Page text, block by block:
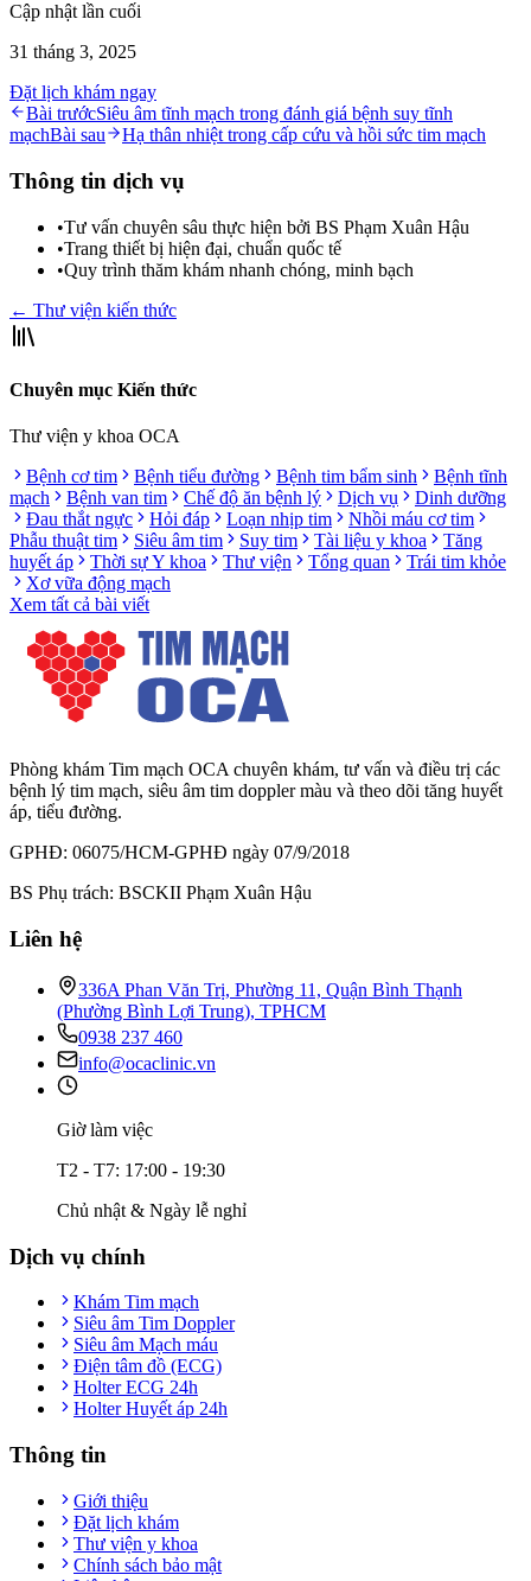
Cập nhật lần cuối
31 tháng 3, 2025
Đặt lịch khám ngay
Bài trướcSiêu âm tĩnh mạch trong đánh giá bệnh suy tĩnh
mạchBài sau Hạ thân nhiệt trong cấp cứu và hồi sức tim mạch
Thông tin dịch vụ
•Tư vấn chuyên sâu thực hiện bởi BS Phạm Xuân Hậu
•Trang thiết bị hiện đại, chuẩn quốc tế
•Quy trình thăm khám nhanh chóng, minh bạch
← Thư viện kiến thức
Chuyên mục Kiến thức
Thư viện y khoa OCA
Bệnh cơ tim
Bệnh tiểu đường Bệnh tim bẩm sinh
Bệnh tĩnh
mạch
Bệnh van tim Chế độ ăn bệnh lý Dịch vụ
Dinh dưỡng
Đau thắt ngực
Hỏi đáp Loạn nhịp tim
Nhồi máu cơ tim
Phẫu thuật tim
Siêu âm tim Suy tim Tài liệu y khoa
Tăng
huyết áp
Thời sự Y khoa Thư viện Tổng quan
Trái tim khỏe
Xơ vữa động mạch
Xem tất cả bài viết
Phòng khám Tim mạch OCA chuyên khám, tư vấn và điều trị các
bệnh lý tim mạch, siêu âm tim doppler màu và theo dõi tăng huyết
áp, tiểu đường.
GPHĐ: 06075/HCM-GPHĐ ngày 07/9/2018
BS Phụ trách: BSCKII Phạm Xuân Hậu
Liên hệ
336A Phan Văn Trị, Phường 11, Quận Bình Thạnh
(Phường Bình Lợi Trung), TPHCM
0938 237 460
info@ocaclinic.vn
Giờ làm việc
T2 - T7: 17:00 - 19:30
Chủ nhật & Ngày lễ nghỉ
Dịch vụ chính
Khám Tim mạch
Siêu âm Tim Doppler
Siêu âm Mạch máu
Điện tâm đồ (ECG)
Holter ECG 24h
Holter Huyết áp 24h
Thông tin
Giới thiệu
Đặt lịch khám
Thư viện y khoa
Chính sách bảo mật